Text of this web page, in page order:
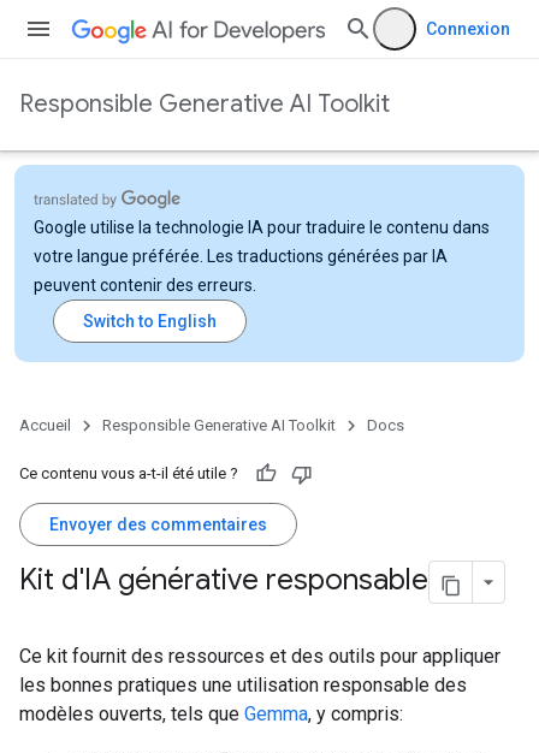
Connexion
Responsible Generative AI Toolkit
Google utilise la technologie IA pour traduire le contenu dans
votre langue préférée. Les traductions générées par IA
peuvent contenir des erreurs.
Accueil Responsible Generative AI Toolkit Docs
Ce contenu vous a-t-il été utile ?
Envoyer des commentaires
Kit d'IA générative responsable
Ce kit fournit des ressources et des outils pour appliquer
les bonnes pratiques une utilisation responsable des
modèles ouverts, tels que Gemma, y compris: